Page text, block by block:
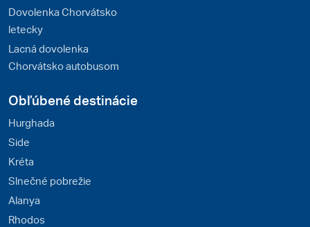
Dovolenka Chorvátsko
letecky
Lacná dovolenka
Chorvátsko autobusom
Obľúbené destinácie
Hurghada
Side
Kréta
Slnečné pobrežie
Alanya
Rhodos